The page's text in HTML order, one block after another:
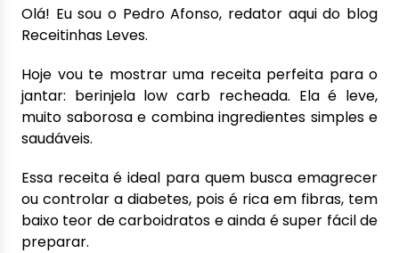
Olá! Eu sou o Pedro Afonso, redator aqui do blog
Receitinhas Leves.
Hoje vou te mostrar uma receita perfeita para o
jantar: berinjela low carb recheada. Ela é leve,
muito saborosa e combina ingredientes simples e
saudáveis.
Essa receita é ideal para quem busca emagrecer
ou controlar a diabetes, pois é rica em fibras, tem
baixo teor de carboidratos e ainda é super fácil de
preparar.